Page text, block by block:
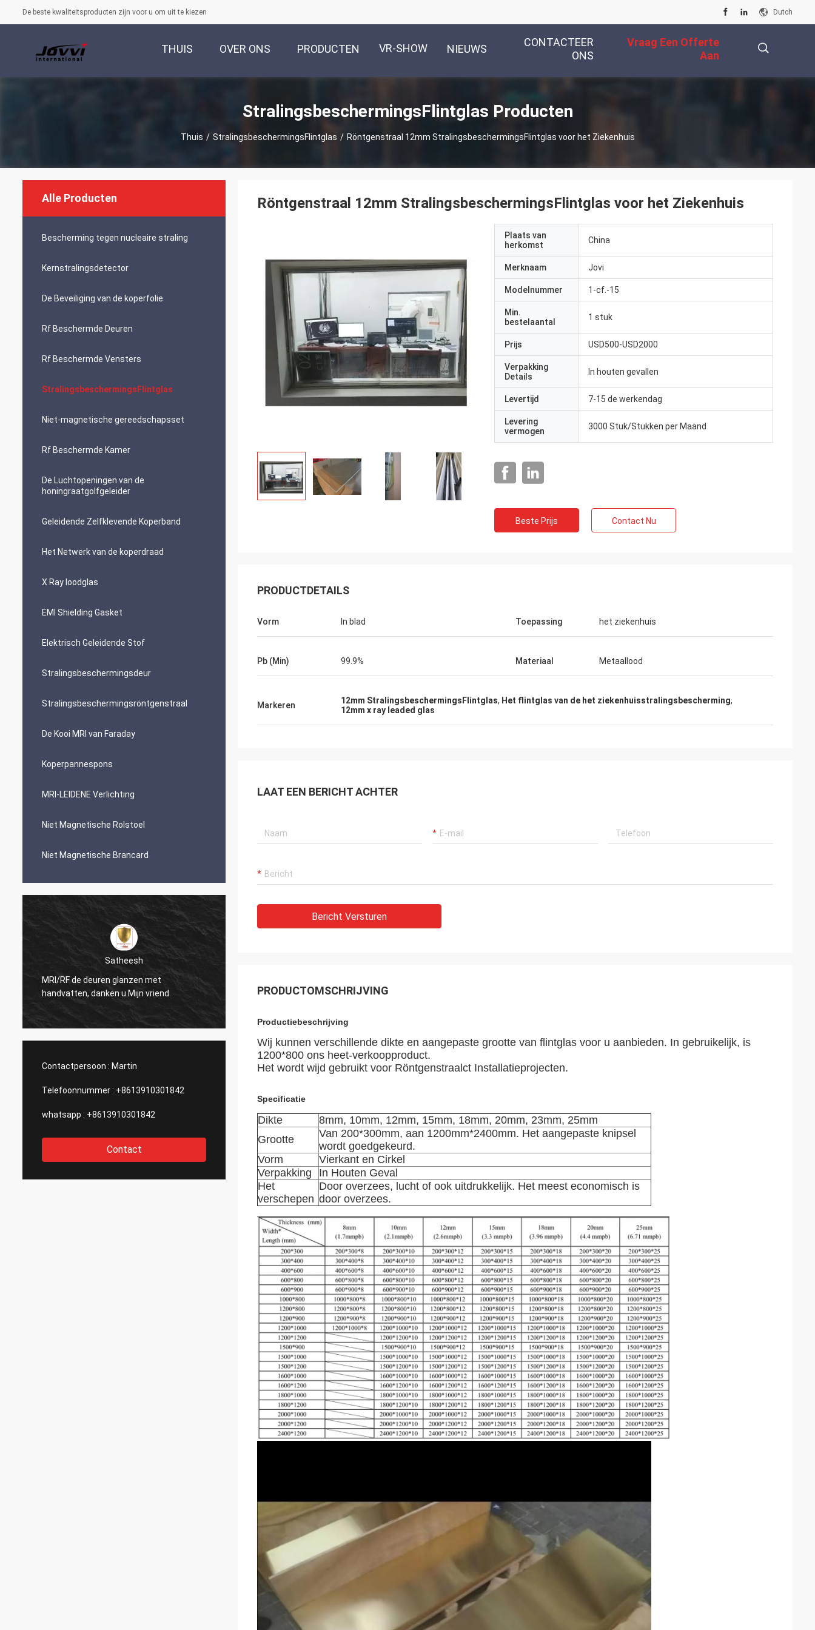
De beste kwaliteitsproducten zijn voor u om uit te kiezen Dutch
THUIS OVER ONS PRODUCTEN VR-SHOW NIEUWS
CONTACTEER
ONS
Vraag Een Offerte
Aan
StralingsbeschermingsFlintglas Producten
Thuis / StralingsbeschermingsFlintglas / Röntgenstraal 12mm StralingsbeschermingsFlintglas voor het Ziekenhuis
Alle Producten
Bescherming tegen nucleaire straling
Kernstralingsdetector
De Beveiliging van de koperfolie
Rf Beschermde Deuren
Rf Beschermde Vensters
StralingsbeschermingsFlintglas
Niet-magnetische gereedschapsset
Rf Beschermde Kamer
De Luchtopeningen van de
honingraatgolfgeleider
Geleidende Zelfklevende Koperband
Het Netwerk van de koperdraad
X Ray loodglas
EMI Shielding Gasket
Elektrisch Geleidende Stof
Stralingsbeschermingsdeur
Stralingsbeschermingsröntgenstraal
De Kooi MRI van Faraday
Koperpannespons
MRI-LEIDENE Verlichting
Niet Magnetische Rolstoel
Niet Magnetische Brancard
Satheesh
MRI/RF de deuren glanzen met
handvatten, danken u Mijn vriend.
kijkt zeer Nice
Contactpersoon : Martin
Telefoonnummer : +8613910301842
whatsapp : +8613910301842
Contact
Röntgenstraal 12mm StralingsbeschermingsFlintglas voor het Ziekenhuis
Plaats van
herkomst
China
Merknaam Jovi
Modelnummer 1-cf.-15
Min.
bestelaantal
1 stuk
Prijs USD500-USD2000
Verpakking
Details
In houten gevallen
Levertijd 7-15 de werkendag
Levering
vermogen
3000 Stuk/Stukken per Maand
Beste Prijs Contact Nu
PRODUCTDETAILS
Vorm In blad Toepassing het ziekenhuis
Pb (Min) 99.9% Materiaal Metaallood
Markeren 12mm StralingsbeschermingsFlintglas, Het flintglas van de het ziekenhuisstralingsbescherming,
12mm x ray leaded glas
LAAT EEN BERICHT ACHTER
Bericht Versturen
PRODUCTOMSCHRIJVING
Productiebeschrijving
Wij kunnen verschillende dikte en aangepaste grootte van flintglas voor u aanbieden. In gebruikelijk, is
1200*800 ons heet-verkoopproduct.
Het wordt wijd gebruikt voor Röntgenstraalct Installatieprojecten.
Specificatie
Dikte
8mm, 10mm, 12mm, 15mm, 18mm, 20mm, 23mm, 25mm
Grootte
Van 200*300mm, aan 1200mm*2400mm. Het aangepaste knipsel
wordt goedgekeurd.
Vorm
Vierkant en Cirkel
Verpakking
In Houten Geval
Het
verschepen
Door overzees, lucht of ook uitdrukkelijk. Het meest economisch is
door overzees.